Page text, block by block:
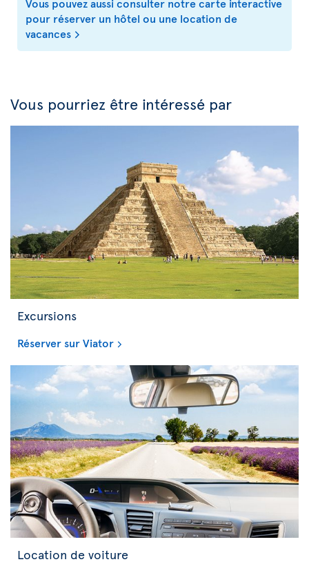
pour réserver un hôtel ou une location de
vacances
Vous pourriez être intéressé par
Excursions
Réserver sur Viator
Location de voiture